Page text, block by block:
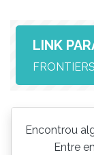
LINK
Encontrou
Entre